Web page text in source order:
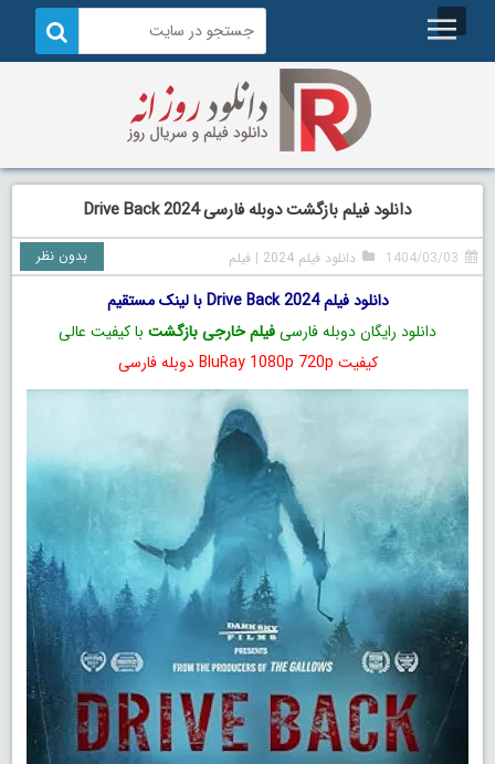
دانلود فیلم بازگشت دوبله فارسی Drive Back 2024
1404/03/03 دانلود فیلم 2024 |فیلم بدون نظر
دانلود فیلم Drive Back 2024 با لینک مستقیم
دانلود رایگان دوبله فارسیفیلم خارجی بازگشت با کیفیت عالی
کیفیت BluRay 1080p 720p دوبله فارسی